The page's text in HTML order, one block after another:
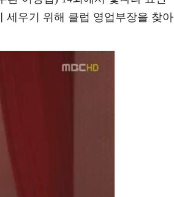
세우기 위해 클럽 영업부장을 찾아